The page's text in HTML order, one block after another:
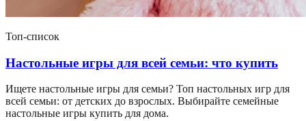
Топ-список
Настольные игры для всей семьи: что купить
Ищете настольные игры для семьи? Топ настольных игр для
всей семьи: от детских до взрослых. Выбирайте семейные
настольные игры купить для дома.